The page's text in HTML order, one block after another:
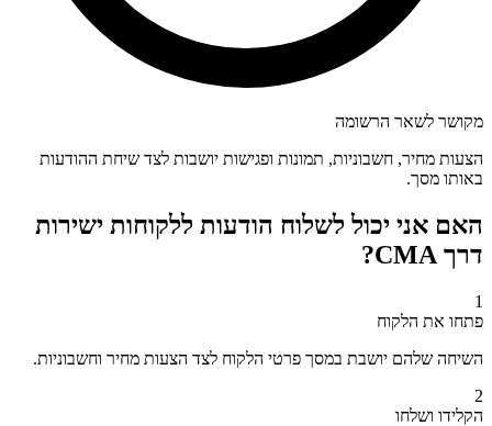
מקושר לשאר הרשומה
הצעות מחיר, חשבוניות, תמונות ופגישות יושבות לצד שיחת ההודעות
באותו מסך.
האם אני יכול לשלוח הודעות ללקוחות ישירות
דרך CMA?
1
פתחו את הלקוח
השיחה שלהם יושבת במסך פרטי הלקוח לצד הצעות מחיר וחשבוניות.
2
הקלידו ושלחו